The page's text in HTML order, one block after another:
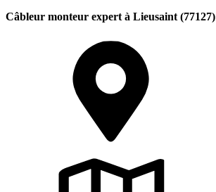
Câbleur monteur expert à Lieusaint (77127)